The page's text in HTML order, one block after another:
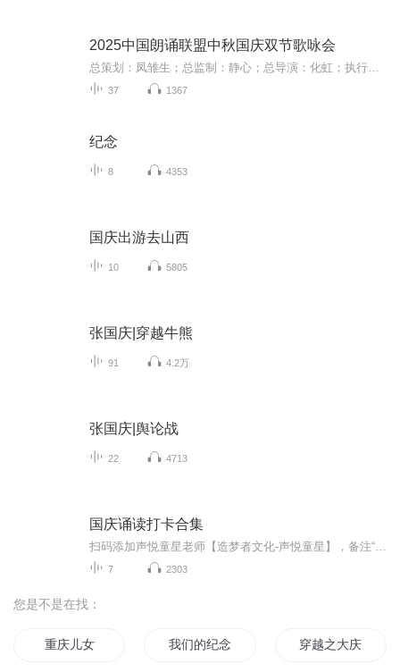
2025中国朗诵联盟中秋国庆双节歌咏会
37 1367
纪念
8 4353
国庆出游去山西
10 5805
张国庆|穿越牛熊
91 4.2万
张国庆|舆论战
22 4713
国庆诵读打卡合集
7 2303
您是不是在找：
重庆儿女 我们的纪念 穿越之大庆帝国